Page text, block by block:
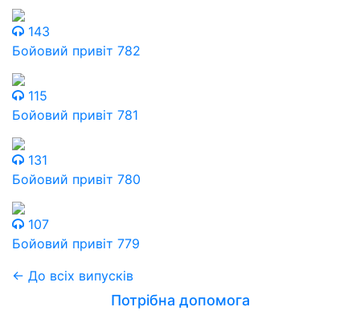
143
Бойовий привіт 782
115
Бойовий привіт 781
131
Бойовий привіт 780
107
Бойовий привіт 779
← До всіх випусків
Потрібна допомога